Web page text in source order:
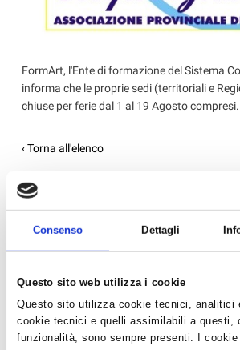
Consenso Dettagli
Questo sito web utilizza i cookie
Questo sito utilizza cookie tecnici, analitici
cookie tecnici e quelli assimilabili a questi,
funzionalità, sono sempre presenti. I
FormArt, l'Ente di formazione del Sistema
informa che le proprie sedi (territoriali e
chiuse per ferie dal 1 al 19 Agosto compresi.
‹ Torna all'elenco
News in Primo
- CONFARTIGIANATO IMPRESE
GROUP INSIEME PER UN BENESSE...
- CAAF CONFARTIGIANATO:
E SERVIZI DI QUALITÀ PER...